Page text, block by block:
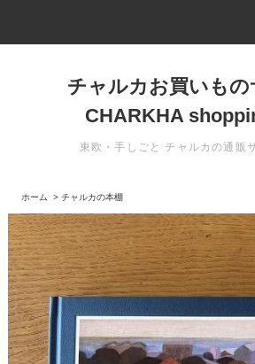
チャルカお買いもの
CHARKHA
東欧・手しごと チャルカの通販
ホーム >チャルカの本棚